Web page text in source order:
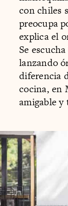
con chiles
preocupa
explica el
Se
lanzando
diferencia
cocina, en
amigable